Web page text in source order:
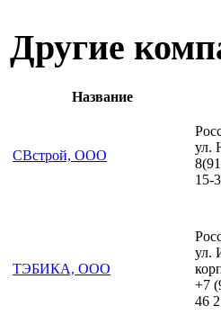
Другие
Название
СВстрой, ООО
ул.
15-
ТЭБИКА, ООО
ул.
+7
46